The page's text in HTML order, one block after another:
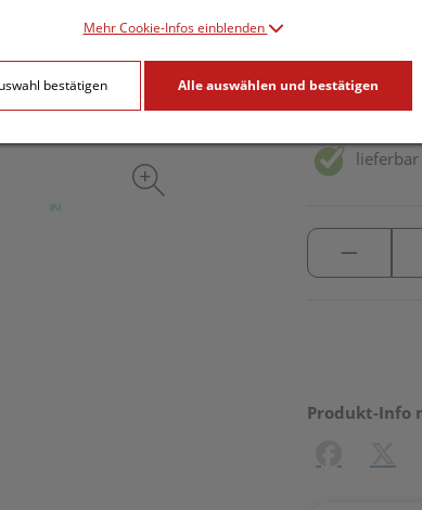
lieferbar
Produkt-Info
Mehr Cookie-Infos einblenden
bestätigen Alle auswählen und bestätigen